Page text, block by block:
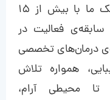
کلینیک ما با بیش از ۱۵
فعالیت در
درمان‌های تخصصی
همواره تلاش
تا محیطی آرام،